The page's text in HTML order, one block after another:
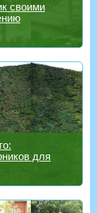
своими
для